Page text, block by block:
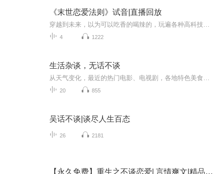
《末世恋爱法则》试音|直播回放
4 1222
生活杂谈，无话不谈
20 855
吴话不谈|谈尽人生百态
26 2181
【永久免费】重生之不谈恋爱| 言情爽文|精品有声剧